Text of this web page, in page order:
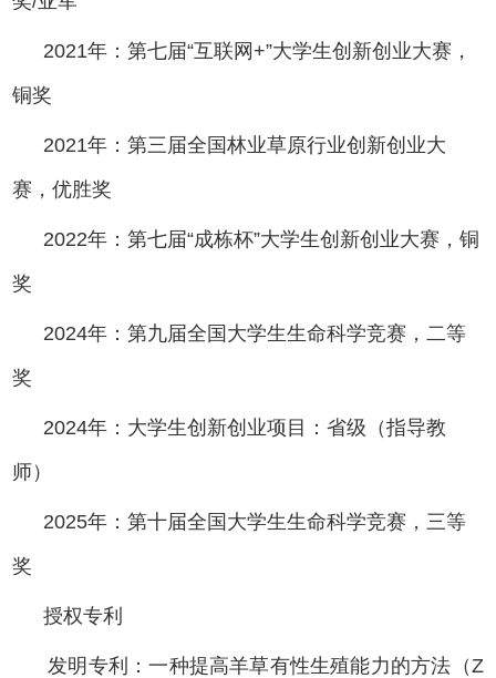
2021年：第七届“互联网+”大学生创新创业大赛，
铜奖
2021年：第三届全国林业草原行业创新创业大
赛，优胜奖
2022年：第七届“成栋杯”大学生创新创业大赛，铜
奖
2024年：第九届全国大学生生命科学竞赛，二等
奖
2024年：大学生创新创业项目：省级（指导教
师）
2025年：第十届全国大学生生命科学竞赛，三等
奖
授权专利
发明专利：一种提高羊草有性生殖能力的方法（Z